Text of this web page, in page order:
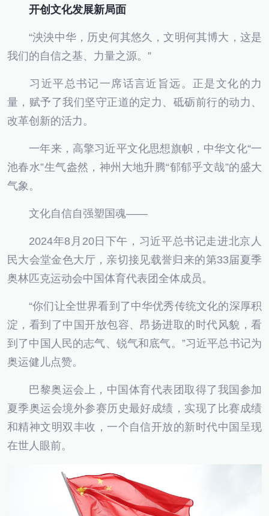
开创文化发展新局面
“泱泱中华，历史何其悠久，文明何其博大，这是
我们的自信之基、力量之源。”
习近平总书记一席话言近旨远。正是文化的力
量，赋予了我们坚守正道的定力、砥砺前行的动力、
改革创新的活力。
一年来，高擎习近平文化思想旗帜，中华文化“一
池春水”生气盎然，神州大地升腾“郁郁乎文哉”的盛大
气象。
文化自信自强塑国魂——
2024年8月20日下午，习近平总书记走进北京人
民大会堂金色大厅，亲切接见载誉归来的第33届夏季
奥林匹克运动会中国体育代表团全体成员。
“你们让全世界看到了中华优秀传统文化的深厚积
淀，看到了中国开放包容、昂扬进取的时代风貌，看
到了中国人民的志气、锐气和底气。”习近平总书记为
奥运健儿点赞。
巴黎奥运会上，中国体育代表团取得了我国参加
夏季奥运会境外参赛历史最好成绩，实现了比赛成绩
和精神文明双丰收，一个自信开放的新时代中国呈现
在世人眼前。